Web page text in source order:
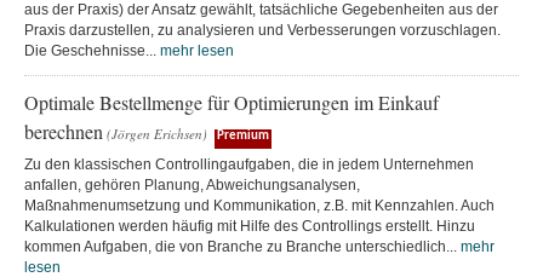
aus der Praxis) der Ansatz gewählt, tatsächliche Gegebenheiten aus der
Praxis darzustellen, zu analysieren und Verbesserungen vorzuschlagen.
Die Geschehnisse... mehr lesen
Optimale Bestellmenge für Optimierungen im Einkauf
berechnen (Jörgen Erichsen) Premium
Zu den klassischen Controllingaufgaben, die in jedem Unternehmen
anfallen, gehören Planung, Abweichungsanalysen,
Maßnahmenumsetzung und Kommunikation, z.B. mit Kennzahlen. Auch
Kalkulationen werden häufig mit Hilfe des Controllings erstellt. Hinzu
kommen Aufgaben, die von Branche zu Branche unterschiedlich... mehr
lesen